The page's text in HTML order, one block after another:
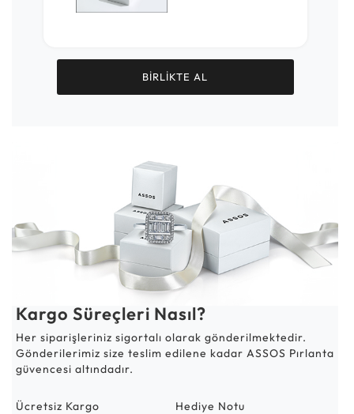
BİRLİKTE AL
Kargo Süreçleri Nasıl?
Her siparişleriniz sigortalı olarak gönderilmektedir.
Gönderilerimiz size teslim edilene kadar ASSOS Pırlanta
güvencesi altındadır.
Ücretsiz Kargo Hediye Notu